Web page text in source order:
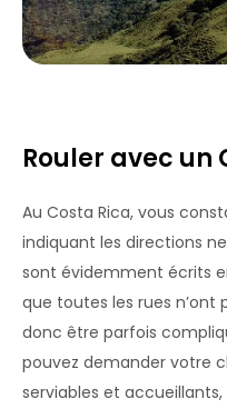
Rouler avec un
Au Costa Rica, vous
indiquant les directions
sont évidemment écrits
que toutes les rues
donc être parfois
pouvez demander votre
serviables et